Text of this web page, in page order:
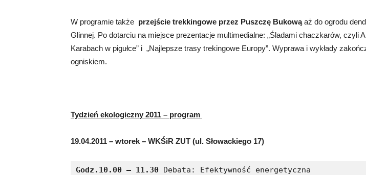
W programie także przejście trekkingowe przez Puszczę Bukowąaż do ogrodu
Glinnej. Po dotarciu na miejsce prezentacje multimedialne: „Śladami chaczkarów, czyli
Karabach w pigułce” i „Najlepsze trasy trekingowe Europy”. Wyprawa i wykłady
ogniskiem.
Tydzień ekologiczny 2011 – program
19.04.2011 – wtorek – WKŚiR ZUT (ul. Słowackiego 17)
Godz.10.00 – 11.30 Debata: Efektywność energetyczna